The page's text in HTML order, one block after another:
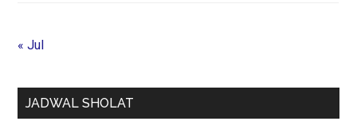
« Jul
JADWAL SHOLAT